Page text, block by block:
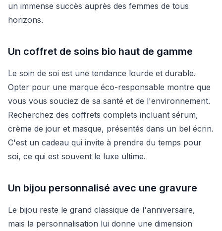
un immense succès auprès des femmes de tous
horizons.
Un coffret de soins bio haut de gamme
Le soin de soi est une tendance lourde et durable.
Opter pour une marque éco-responsable montre que
vous vous souciez de sa santé et de l'environnement.
Recherchez des coffrets complets incluant sérum,
crème de jour et masque, présentés dans un bel écrin.
C'est un cadeau qui invite à prendre du temps pour
soi, ce qui est souvent le luxe ultime.
Un bijou personnalisé avec une gravure
Le bijou reste le grand classique de l'anniversaire,
mais la personnalisation lui donne une dimension